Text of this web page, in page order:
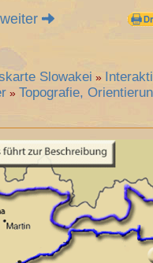
weiter
Slowakei »
»Topografie,